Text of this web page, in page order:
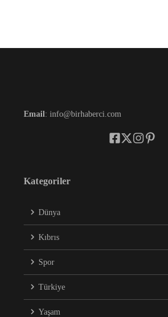
Email : info@birhaberci.com
Kategoriler
Dünya
Kıbrıs
Spor
Türkiye
Yaşam